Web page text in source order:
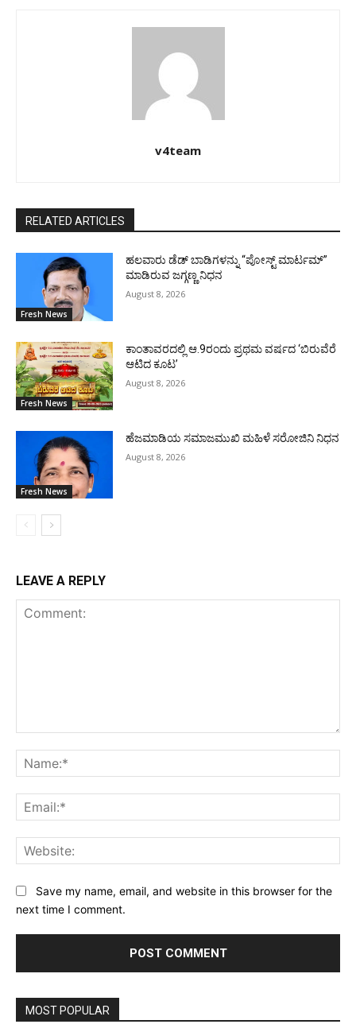
v4team
RELATED ARTICLES
Fresh News
ಹಲವಾರು ಡೆಡ್ ಬಾಡಿಗಳನ್ನು “ಪೋಸ್ಟ್ ಮಾರ್ಟಮ್”
ಮಾಡಿರುವ ಜಗ್ಗಣ್ಣ ನಿಧನ
August 8, 2026
Fresh News
ಕಾಂತಾವರದಲ್ಲಿ ಆ.9ರಂದು ಪ್ರಥಮ ವರ್ಷದ ‘ಬಿರುವೆರೆ
ಆಟಿದ ಕೂಟ’
August 8, 2026
Fresh News
ಹೆಜಮಾಡಿಯ ಸಮಾಜಮುಖಿ ಮಹಿಳೆ ಸರೋಜಿನಿ ನಿಧನ
August 8, 2026
LEAVE A REPLY
Save my name, email, and website in this browser for the
next time I comment.
MOST POPULAR